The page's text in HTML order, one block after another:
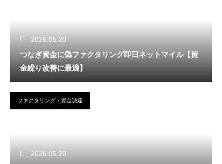
2026.05.20
つなぎ資金に偽ファクタリング即日ネットマイル【資
金繰り改善に最適】
ファクタリング・資金調達
2026.05.20